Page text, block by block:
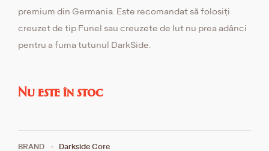
premium din Germania. Este recomandat să folosiți
creuzet de tip Funel sau creuzete de lut nu prea adânci
pentru a fuma tutunul DarkSide.
Nu este în stoc
BRAND Darkside Core